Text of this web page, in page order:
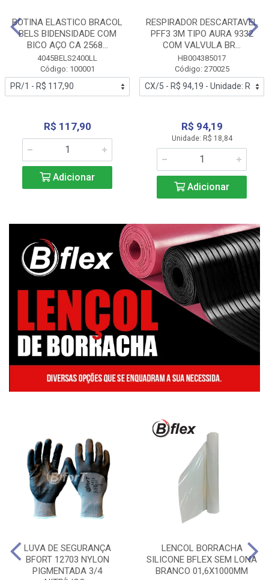
BOTINA ELASTICO BRACOL
BELS BIDENSIDADE COM
BICO AÇO CA 2568...
4045BELS2400LL
Código: 100001
R$ 117,90
Adicionar
RESPIRADOR DESCARTAVEL
PFF3 3M TIPO AURA 9332
COM VALVULA BR...
HB004385017
Código: 270025
R$ 94,19
Unidade: R$ 18,84
Adicionar
LUVA DE SEGURANÇA
BFORT 12703 NYLON
PIGMENTADA 3/4
LENCOL BORRACHA
SILICONE BFLEX SEM LONA
BRANCO 01,6X1000MM